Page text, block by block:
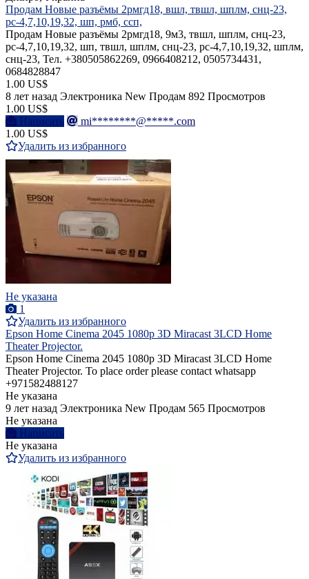
Продам Новые разъёмы 2рмгд18, вшл, твшл, шплм, снц-23,
рс-4,7,10,19,32, шп, рмб, ссп,
Продам Новые разъёмы 2рмгд18, 9м3, твшл, шплм, снц-23,
рс-4,7,10,19,32, шп, твшл, шплм, снц-23, рс-4,7,10,19,32, шплм,
снц-23, Тел. +380505862269, 0966408212, 0505734431,
0684828847
1.00 US$
8 лет назад Электроника New Продам 892 Просмотров
1.00 US$
Написать
mi********@*****.com
1.00 US$
Удалить из избранного
Не указана
1
Удалить из избранного
Epson Home Cinema 2045 1080p 3D Miracast 3LCD Home
Theater Projector.
Epson Home Cinema 2045 1080p 3D Miracast 3LCD Home
Theater Projector. To place order please contact whatsapp
+971582488127
Не указана
9 лет назад Электроника New Продам 565 Просмотров
Не указана
Написать
Не указана
Удалить из избранного